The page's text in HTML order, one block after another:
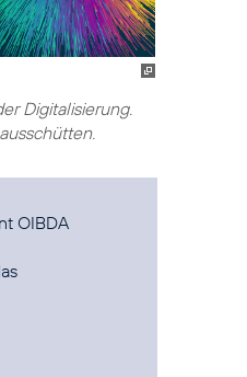
Digitalisierung.
OIBDA